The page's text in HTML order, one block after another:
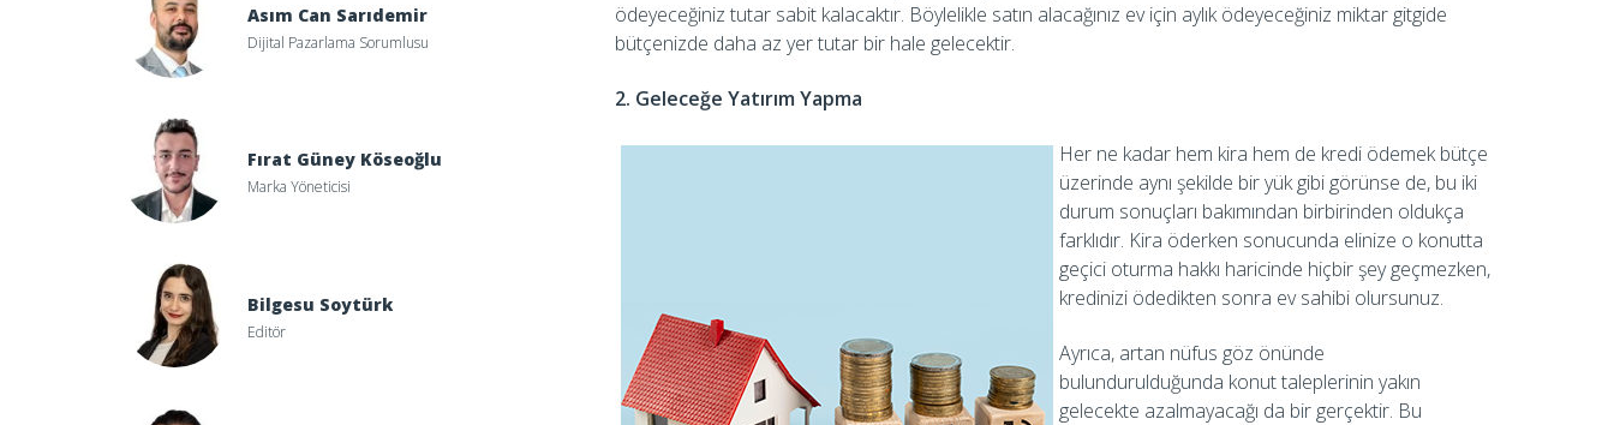
Asım Can Sarıdemir
Dijital Pazarlama Sorumlusu
Fırat Güney Köseoğlu
Marka Yöneticisi
Bilgesu Soytürk
Editör
ödeyeceğiniz tutar sabit kalacaktır. Böylelikle satın alacağınız ev için aylık ödeyeceğiniz miktar gitgide
bütçenizde daha az yer tutar bir hale gelecektir.
2. Geleceğe Yatırım Yapma
Her ne kadar hem kira hem de kredi ödemek bütçe
üzerinde aynı şekilde bir yük gibi görünse de, bu iki
durum sonuçları bakımından birbirinden oldukça
farklıdır. Kira öderken sonucunda elinize o konutta
geçici oturma hakkı haricinde hiçbir şey geçmezken,
kredinizi ödedikten sonra ev sahibi olursunuz.
Ayrıca, artan nüfus göz önünde
bulundurulduğunda konut taleplerinin yakın
gelecekte azalmayacağı da bir gerçektir. Bu